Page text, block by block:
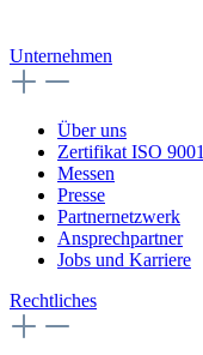
Unternehmen
Über uns
Zertifikat ISO 9001
Messen
Presse
Partnernetzwerk
Ansprechpartner
Jobs und Karriere
Rechtliches